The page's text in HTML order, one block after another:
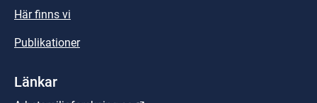
Här finns vi
Publikationer
Länkar